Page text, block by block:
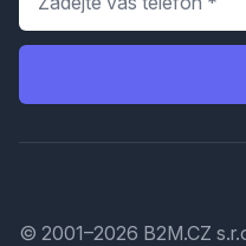
© 2001–2026 B2M.CZ